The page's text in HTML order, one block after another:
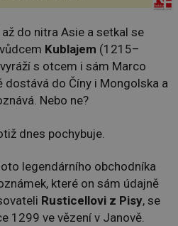
do nitra Asie a setkal se
Kublajem (1215–
s otcem i sám Marco
dostává do Číny i Mongolska a
Nebo ne?
dnes pochybuje.
legendárního obchodníka
které on sám údajně
Rusticellovi z Pisy, se
1299 ve vězení v Janově.